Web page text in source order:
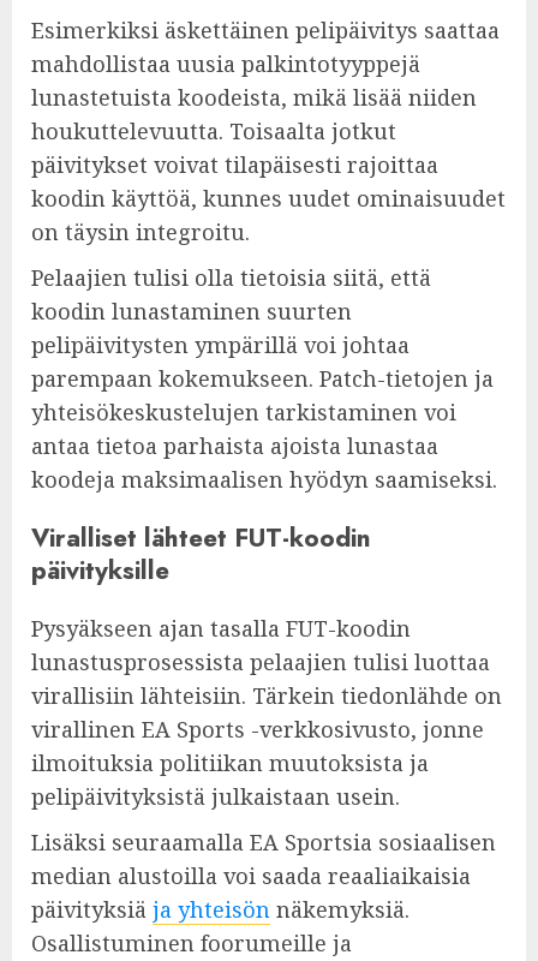
Esimerkiksi äskettäinen pelipäivitys saattaa
mahdollistaa uusia palkintotyyppejä
lunastetuista koodeista, mikä lisää niiden
houkuttelevuutta. Toisaalta jotkut
päivitykset voivat tilapäisesti rajoittaa
koodin käyttöä, kunnes uudet ominaisuudet
on täysin integroitu.
Pelaajien tulisi olla tietoisia siitä, että
koodin lunastaminen suurten
pelipäivitysten ympärillä voi johtaa
parempaan kokemukseen. Patch-tietojen ja
yhteisökeskustelujen tarkistaminen voi
antaa tietoa parhaista ajoista lunastaa
koodeja maksimaalisen hyödyn saamiseksi.
Viralliset lähteet FUT-koodin
päivityksille
Pysyäkseen ajan tasalla FUT-koodin
lunastusprosessista pelaajien tulisi luottaa
virallisiin lähteisiin. Tärkein tiedonlähde on
virallinen EA Sports -verkkosivusto, jonne
ilmoituksia politiikan muutoksista ja
pelipäivityksistä julkaistaan usein.
Lisäksi seuraamalla EA Sportsia sosiaalisen
median alustoilla voi saada reaaliaikaisia
päivityksiä ja yhteisön näkemyksiä.
Osallistuminen foorumeille ja